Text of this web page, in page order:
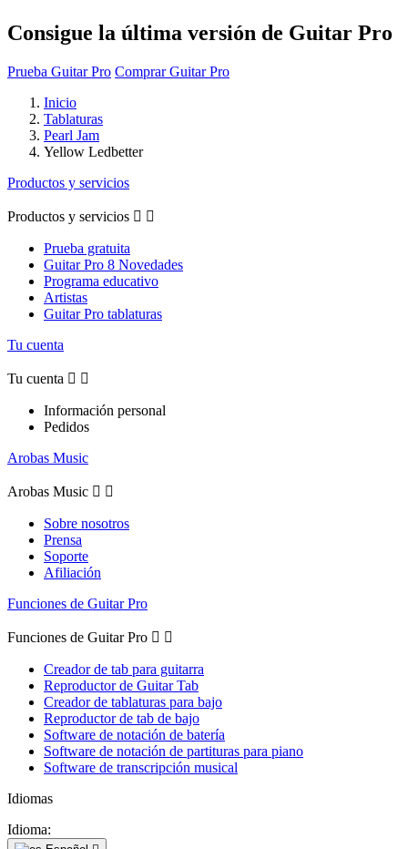
Consigue la última versión de Guitar Pro
Prueba Guitar Pro Comprar Guitar Pro
Inicio
Tablaturas
Pearl Jam
Yellow Ledbetter
Productos y servicios
Productos y servicios  
Prueba gratuita
Guitar Pro 8 Novedades
Programa educativo
Artistas
Guitar Pro tablaturas
Tu cuenta
Tu cuenta  
Información personal
Pedidos
Arobas Music
Arobas Music  
Sobre nosotros
Prensa
Soporte
Afiliación
Funciones de Guitar Pro
Funciones de Guitar Pro  
Creador de tab para guitarra
Reproductor de Guitar Tab
Creador de tablaturas para bajo
Reproductor de tab de bajo
Software de notación de batería
Software de notación de partituras para piano
Software de transcripción musical
Idiomas
Idioma: